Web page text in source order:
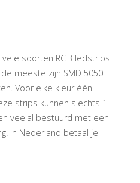
soorten RGB ledstrips
meeste zijn SMD 5050
Voor elke kleur één
strips kunnen slechts 1
veelal bestuurd met een
In Nederland betaal je